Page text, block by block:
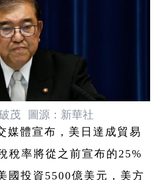
茂
圖源：新華社
媒體宣布，美日達成貿易
稅率將從之前宣布的25%
國投資5500億美元，美方